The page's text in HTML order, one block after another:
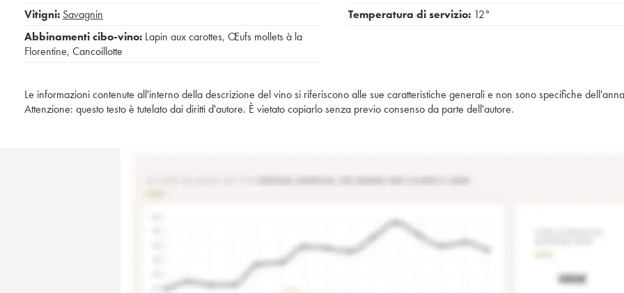
Vitigni: Savagnin
Abbinamenti cibo-vino: Lapin aux carottes, Œufs mollets à la
Florentine, Cancoillotte
Temperatura di servizio: 12°
Le informazioni contenute all'interno della descrizione del vino si riferiscono alle sue caratteristiche generali e non sono specifiche
Attenzione: questo testo è tutelato dai diritti d'autore. È vietato copiarlo senza previo consenso da parte dell'autore.